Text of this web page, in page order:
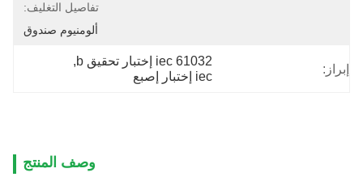
تفاصيل التغليف:
ألومنيوم صندوق
إبراز:
iec 61032 إختبار تحقيق b
,
iec إختبار إصبع
وصف المنتج